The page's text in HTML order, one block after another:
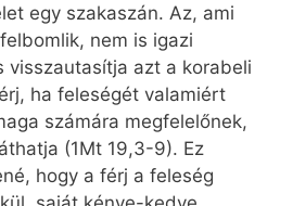
egy szakaszán. Az, ami
nem is igazi
visszautasítja azt a korabeli
ha feleségét valamiért
számára megfelelőnek,
(1Mt 19,3-9). Ez
hogy a férj a feleség